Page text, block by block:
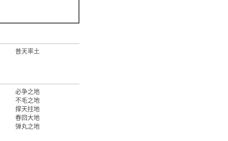
普天率土
必争之地
不毛之地
撑天拄地
春回大地
弹丸之地